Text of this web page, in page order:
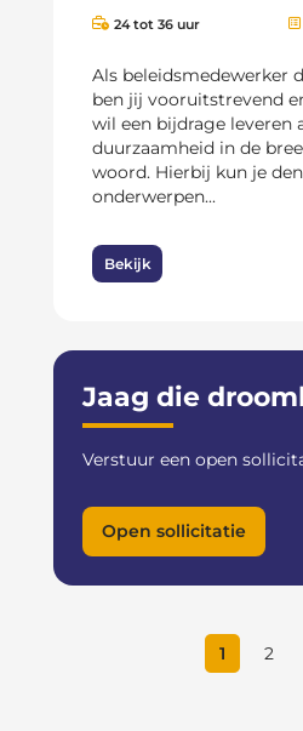
24 tot 36 uur
Als beleidsmedewerker
ben jij vooruitstrevend
wil een bijdrage leveren
duurzaamheid in de
woord. Hierbij kun je
onderwerpen...
Bekijk
Jaag die
Verstuur een open
Open sollicitatie
1 2